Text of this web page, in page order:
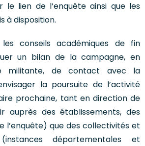
le lien de l’enquête ainsi que les
à disposition.
conseils académiques de fin
un bilan de la campagne, en
militante, de contact avec la
la poursuite de l’activité
prochaine, tant en direction de
auprès des établissements, des
l’enquête) que des collectivités et
départementales et